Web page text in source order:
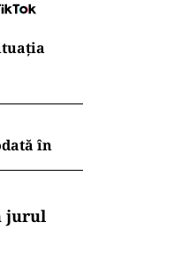
în
jurul